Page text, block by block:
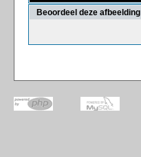
Beoordeel deze afbeelding